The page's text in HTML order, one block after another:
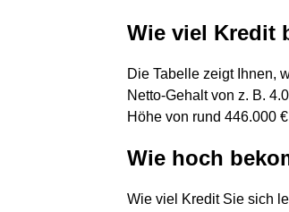
Wie viel Kredit
Die Tabelle zeigt Ihnen,
Netto-Gehalt von z. B.
Höhe von rund 446.000
Wie hoch
Wie viel Kredit Sie sich